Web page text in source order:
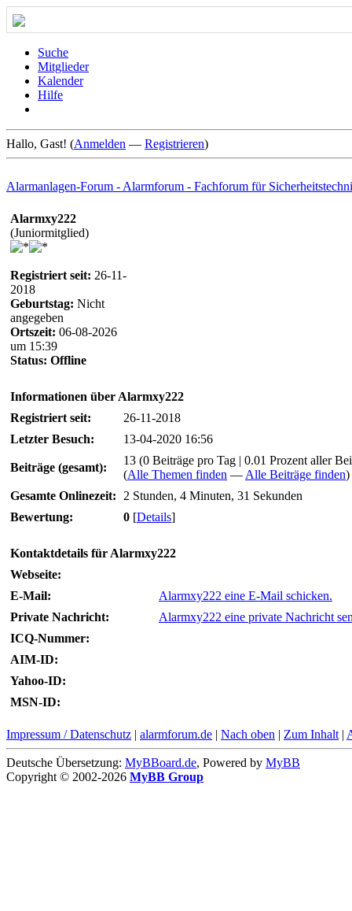
Suche
Mitglieder
Kalender
Hilfe
Hallo, Gast! (Anmelden — Registrieren)
Alarmanlagen-Forum - Alarmforum - Fachforum für
Alarmxy222
(Juniormitglied)
Registriert seit: 26-11-
2018
Geburtstag: Nicht
angegeben
Ortszeit: 06-08-2026
um 15:39
Status: Offline
Informationen über Alarmxy222
Registriert seit:
26-11-2018
Letzter Besuch:
13-04-2020 16:56
Beiträge (gesamt):
13 (0 Beiträge pro Tag | 0.01 Prozent aller
(Alle Themen finden — Alle Beiträge finden)
Gesamte Onlinezeit:
2 Stunden, 4 Minuten, 31 Sekunden
Bewertung:
0 [Details]
Kontaktdetails für Alarmxy222
Webseite:
E-Mail:
Alarmxy222 eine E-Mail schicken.
Private Nachricht:
Alarmxy222 eine private Nachricht
ICQ-Nummer:
AIM-ID:
Yahoo-ID:
MSN-ID:
Impressum / Datenschutz | alarmforum.de | Nach oben | Zum Inhalt |
Deutsche Übersetzung: MyBBoard.de, Powered by MyBB
Copyright © 2002-2026 MyBB Group